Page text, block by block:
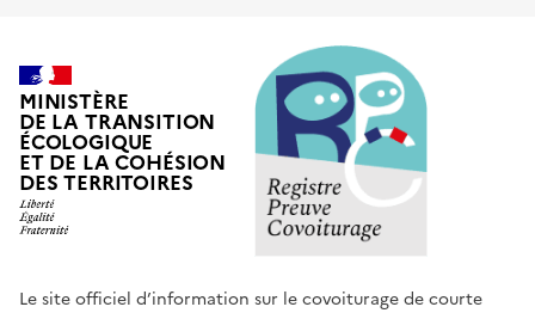
MINISTÈRE
DE LA TRANSITION
ÉCOLOGIQUE
ET DE LA COHÉSION
DES TERRITOIRES
Le site officiel d’information sur le covoiturage de courte